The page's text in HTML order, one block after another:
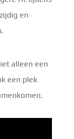
en
alleen een
een plek